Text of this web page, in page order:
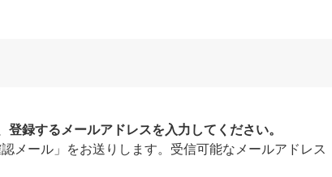
録するメールアドレスを入力してください。
メール」をお送りします。受信可能なメールアドレス